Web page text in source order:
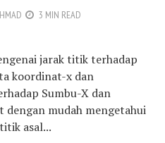
3 MIN READ
jarak titik terhadap
koordinat-x dan
Sumbu-X dan
dengan mudah mengetahui
asal...